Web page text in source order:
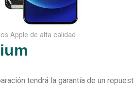
Apple de alta calidad
tendrá la garantía de un